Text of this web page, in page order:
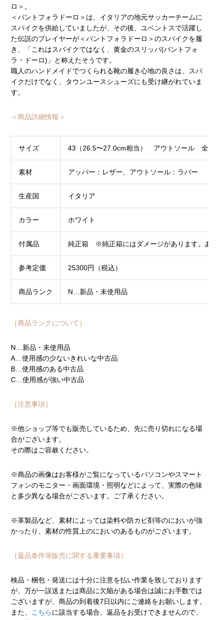
ロ＞。
＜パントフォラドーロ＞は、イタリアの地元サッカーチームに
スパイクを供給していましたが、その後、ユベントスで活躍し
た伝説のプレイヤーが＜パントフォラドーロ＞のスパイクを履
き、「これはスパイクではなく、黄金のスリッパ(パントフォ
ラ・ドーロ)」と称えたそうです。
職人のハンドメイドでつくられる靴の履き心地の良さは、スパ
イクだけでなく、タウンユースシューズにも受け継がれていま
す。
＜商品詳細情報＞
サイズ 43（26.5〜27.0cm相当） アウトソール 全長
素材 アッパー：レザー、アウトソール：ラバー
生産国 イタリア
カラー ホワイト
付属品 純正箱 ※純正箱にはダメージがあります。あら
参考定価 25300円（税込）
商品ランク N…新品・未使用品
［商品ランクについて］
N…新品・未使用品
A…使用感の少ないきれいな中古品
B…使用感のある中古品
C…使用感が強い中古品
［注意事項］
※他ショップ等でも販売しているため、先に売り切れになる場
合がございます。
その際はご容赦ください。
※商品の画像はお客様がご覧になっているパソコンやスマート
フォンのモニター・画面環境・照明などによって、実際の色味
と多少異なる場合がございます。ご了承ください。
※革製品など、素材によっては染料や防カビ剤等のにおいが強
かったり、素材の性質上のにおいのあるものがございます。
［返品条件等販売に関する重要事項］
検品・梱包・発送には十分に注意を払い作業を致しております
が、万が一誤送または商品に欠陥がある場合は誠にお手数では
ございますが、商品の到着後7日以内にご連絡をお願いします。
また、
こちらに該当する場合、返品をお受けできませんので、